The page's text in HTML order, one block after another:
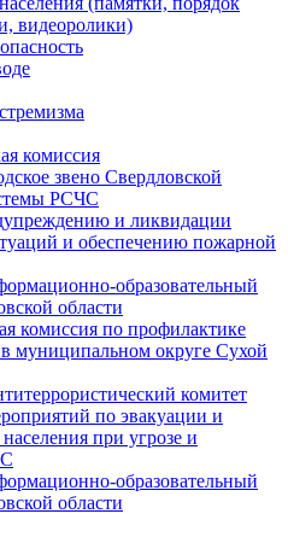
видеоролики)
комиссия
звено Свердловской
РСЧС
и ликвидации
и обеспечению пожарной
образовательный
области
комиссия по профилактике
муниципальном округе Сухой
комитет
по эвакуации и
при угрозе и
образовательный
области